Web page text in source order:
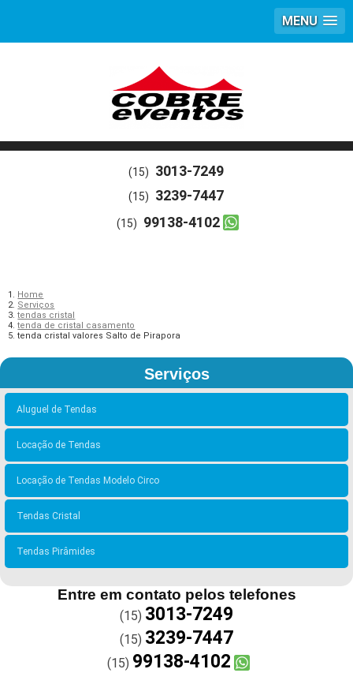
MENU
(15) 3013-7249
(15) 3239-7447
(15) 99138-4102
Home
Serviços
tendas cristal
tenda de cristal casamento
tenda cristal valores Salto de Pirapora
Serviços
Aluguel de Tendas
Locação de Tendas
Locação de Tendas Modelo Circo
Tendas Cristal
Tendas Pirâmides
Entre em contato pelos telefones
(15) 3013-7249
(15) 3239-7447
(15) 99138-4102